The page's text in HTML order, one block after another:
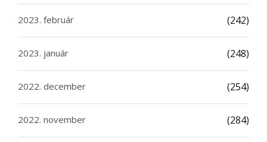
2023. február (242)
2023. január (248)
2022. december (254)
2022. november (284)